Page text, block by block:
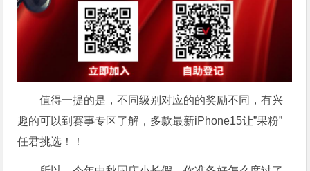
值得一提的是，不同级别对应的的奖励不同，有兴
趣的可以到赛事专区了解，多款最新iPhone15让”果粉”
任君挑选！！